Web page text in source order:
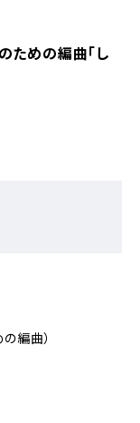
めの編曲「し
編曲）